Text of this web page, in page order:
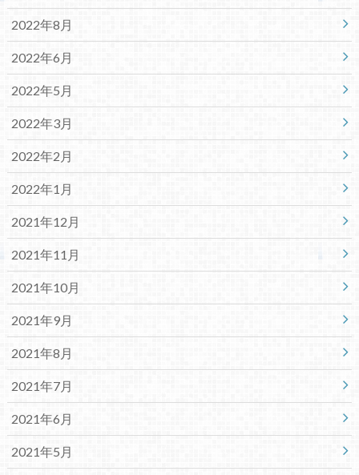
2022年8月
2022年6月
2022年5月
2022年3月
2022年2月
2022年1月
2021年12月
2021年11月
2021年10月
2021年9月
2021年8月
2021年7月
2021年6月
2021年5月